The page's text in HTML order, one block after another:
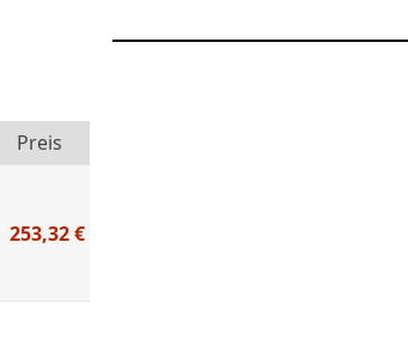
Preis
253,32 €